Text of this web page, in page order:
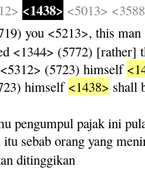
<1438> <5013>
you <5213>, this
<1344> (5772) [rather]
(5723) himself
himself <1438> shall
pengumpul pajak ini
itu sebab orang yang
ditinggikan